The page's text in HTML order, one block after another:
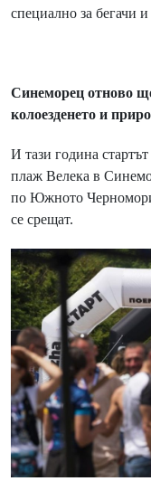
специално за бегачи
Синеморец отново
колоезденето и
И тази година
плаж Велека в
по Южното
се срещат.